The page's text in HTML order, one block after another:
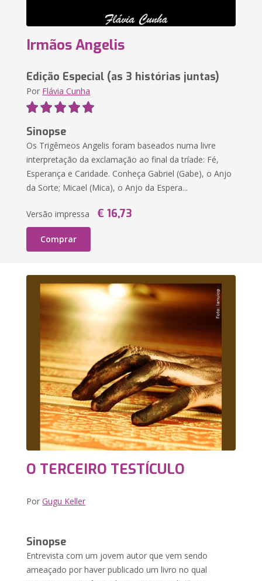
Irmãos Angelis
Edição Especial (as 3 histórias juntas)
Por Flávia Cunha
Sinopse
Os Trigêmeos Angelis foram baseados numa livre
interpretação da exclamação ao final da tríade: Fé,
Esperança e Caridade. Conheça Gabriel (Gabe), o Anjo
da Sorte; Micael (Mica), o Anjo da Espera...
Versão impressa € 16,73
Comprar
O TERCEIRO TESTÍCULO
PorGugu Keller
Sinopse
Entrevista com um jovem autor que vem sendo
ameaçado por haver publicado um livro no qual